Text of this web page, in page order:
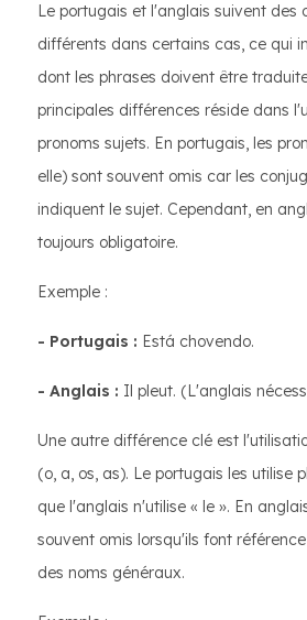
Le portugais et l'anglais suivent des
différents dans certains cas, ce qui
dont les phrases doivent être
principales différences réside dans
pronoms sujets. En portugais, les
elle) sont souvent omis car les
indiquent le sujet. Cependant, en
toujours obligatoire.
Exemple :
- Portugais : Está chovendo.
- Anglais : Il pleut. (L'anglais
Une autre différence clé est
(o, a, os, as). Le portugais les utilise
que l'anglais n'utilise « le ». En
souvent omis lorsqu'ils font
des noms généraux.